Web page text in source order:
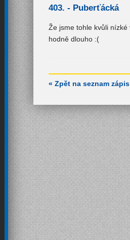
403. - Puberťácká
Že jsme tohle kvůli
hodně dlouho :(
« Zpět na seznam